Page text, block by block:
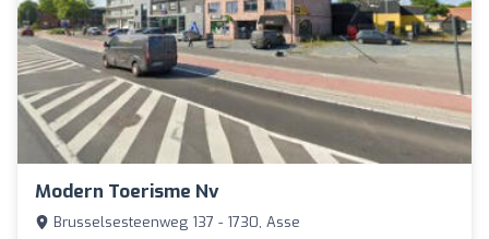
Modern Toerisme Nv
Brusselsesteenweg 137 - 1730, Asse